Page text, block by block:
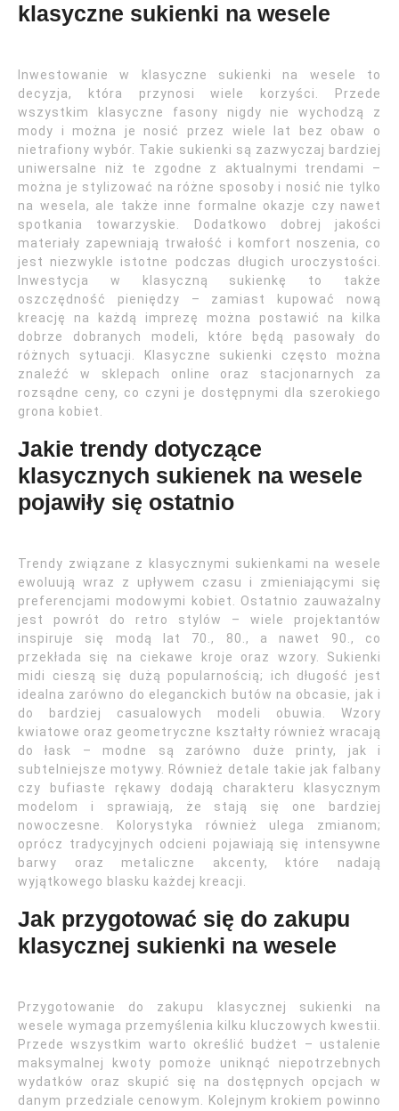
klasyczne sukienki na wesele
Inwestowanie w klasyczne sukienki na wesele to
decyzja, która przynosi wiele korzyści. Przede
wszystkim klasyczne fasony nigdy nie wychodzą z
mody i można je nosić przez wiele lat bez obaw o
nietrafiony wybór. Takie sukienki są zazwyczaj bardziej
uniwersalne niż te zgodne z aktualnymi trendami –
można je stylizować na różne sposoby i nosić nie tylko
na wesela, ale także inne formalne okazje czy nawet
spotkania towarzyskie. Dodatkowo dobrej jakości
materiały zapewniają trwałość i komfort noszenia, co
jest niezwykle istotne podczas długich uroczystości.
Inwestycja w klasyczną sukienkę to także
oszczędność pieniędzy – zamiast kupować nową
kreację na każdą imprezę można postawić na kilka
dobrze dobranych modeli, które będą pasowały do
różnych sytuacji. Klasyczne sukienki często można
znaleźć w sklepach online oraz stacjonarnych za
rozsądne ceny, co czyni je dostępnymi dla szerokiego
grona kobiet.
Jakie trendy dotyczące
klasycznych sukienek na wesele
pojawiły się ostatnio
Trendy związane z klasycznymi sukienkami na wesele
ewoluują wraz z upływem czasu i zmieniającymi się
preferencjami modowymi kobiet. Ostatnio zauważalny
jest powrót do retro stylów – wiele projektantów
inspiruje się modą lat 70., 80., a nawet 90., co
przekłada się na ciekawe kroje oraz wzory. Sukienki
midi cieszą się dużą popularnością; ich długość jest
idealna zarówno do eleganckich butów na obcasie, jak i
do bardziej casualowych modeli obuwia. Wzory
kwiatowe oraz geometryczne kształty również wracają
do łask – modne są zarówno duże printy, jak i
subtelniejsze motywy. Również detale takie jak falbany
czy bufiaste rękawy dodają charakteru klasycznym
modelom i sprawiają, że stają się one bardziej
nowoczesne. Kolorystyka również ulega zmianom;
oprócz tradycyjnych odcieni pojawiają się intensywne
barwy oraz metaliczne akcenty, które nadają
wyjątkowego blasku każdej kreacji.
Jak przygotować się do zakupu
klasycznej sukienki na wesele
Przygotowanie do zakupu klasycznej sukienki na
wesele wymaga przemyślenia kilku kluczowych kwestii.
Przede wszystkim warto określić budżet – ustalenie
maksymalnej kwoty pomoże uniknąć niepotrzebnych
wydatków oraz skupić się na dostępnych opcjach w
danym przedziale cenowym. Kolejnym krokiem powinno